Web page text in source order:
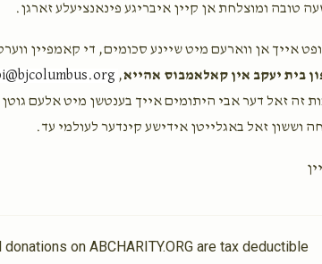
טובה ומוצלחת אן קיין איבריגע פינאנציעלע זארגן.
אייך אן ווארעם מיט שיינע סכומים, די קאמפיין
בית יעקב אין קאלאמבוס אהייא,
זה זאל דער אבי היתומים אייך בענטשן מיט אלעם
וששון זאל באגלייטן אידישע קינדער לעולמי עד.
donations on ABCHARITY.ORG are tax deductible